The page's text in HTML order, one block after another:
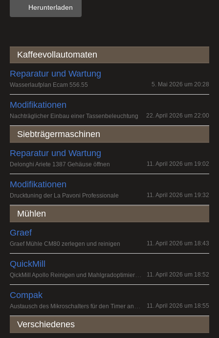
Herunterladen
Kaffeevollautomaten
Reparatur und Wartung
Wasserlaufplan Ecam 556.55 5. Mai 2026 um 20:28
Modifikationen
Nachträglicher Einbau einer Tassenbeleuchtung 22. April 2026 um 22:00
Siebträgermaschinen
Reparatur und Wartung
Delonghi Ariete 1387 Gehäuse öffnen 11. April 2026 um 19:02
Modifikationen
Drucktuning der La Pavoni Professionale 11. April 2026 um 19:32
Mühlen
Graef
Graef Mühle CM80 zerlegen und reinigen 11. April 2026 um 18:43
QuickMill
11. April 2026 um 18:52
Compak
11. April 2026 um 18:55
Verschiedenes